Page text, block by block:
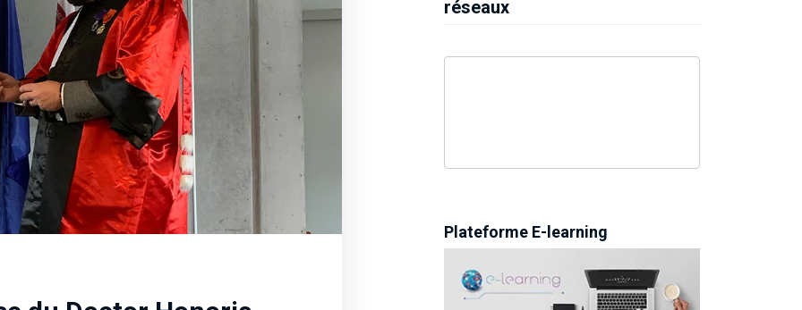
réseaux
Plateforme E-learning